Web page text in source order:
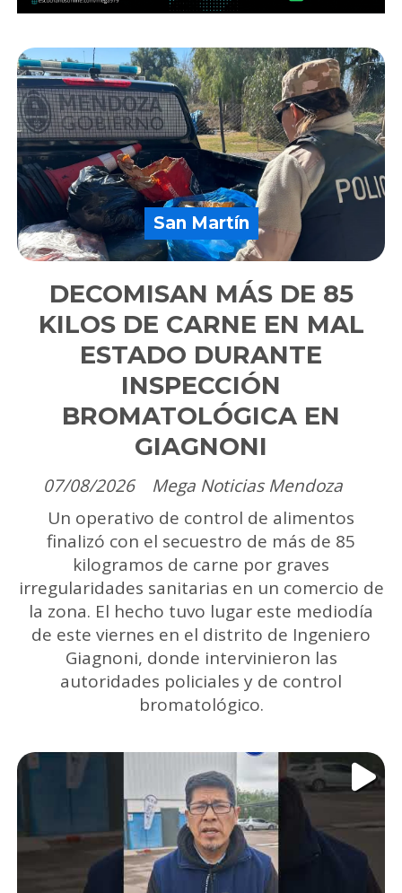
DECOMISAN MÁS DE 85
KILOS DE CARNE EN MAL
ESTADO DURANTE
INSPECCIÓN
BROMATOLÓGICA EN
GIAGNONI
Mega Noticias Mendoza
San Martín
07/08/2026
Un operativo de control de alimentos
finalizó con el secuestro de más de 85
kilogramos de carne por graves
irregularidades sanitarias en un comercio de
la zona. El hecho tuvo lugar este mediodía
de este viernes en el distrito de Ingeniero
Giagnoni, donde intervinieron las
autoridades policiales y de control
bromatológico.